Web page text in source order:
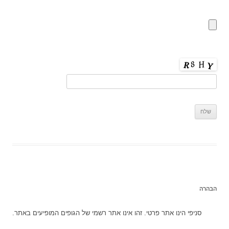
הבהרה
סניפי הינו אתר פרטי. זהו אינו אתר רשמי של הגופים המופיעים באתר.